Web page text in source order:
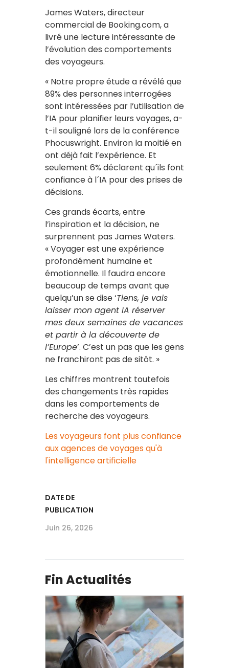
James Waters, directeur
commercial de Booking.com, a
livré une lecture intéressante de
l’évolution des comportements
des voyageurs.
« Notre propre étude a révélé que
89% des personnes interrogées
sont intéressées par l’utilisation de
l’IA pour planifier leurs voyages, a-
t-il souligné lors de la conférence
Phocuswright. Environ la moitié en
ont déjà fait l’expérience. Et
seulement 6% déclarent qu´ils font
confiance à l´IA pour des prises de
décisions.
Ces grands écarts, entre
l’inspiration et la décision, ne
surprennent pas James Waters.
« Voyager est une expérience
profondément humaine et
émotionnelle. Il faudra encore
beaucoup de temps avant que
quelqu’un se dise ‘Tiens, je vais
laisser mon agent IA réserver
mes deux semaines de vacances
et partir à la découverte de
l’Europe’. C’est un pas que les gens
ne franchiront pas de sitôt. »
Les chiffres montrent toutefois
des changements très rapides
dans les comportements de
recherche des voyageurs.
Les voyageurs font plus confiance
aux agences de voyages qu'à
l'intelligence artificielle
DATE DE
PUBLICATION
Juin 26, 2026
Fin Actualités